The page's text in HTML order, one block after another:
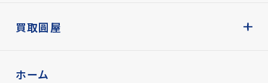
買取圓屋
ホーム